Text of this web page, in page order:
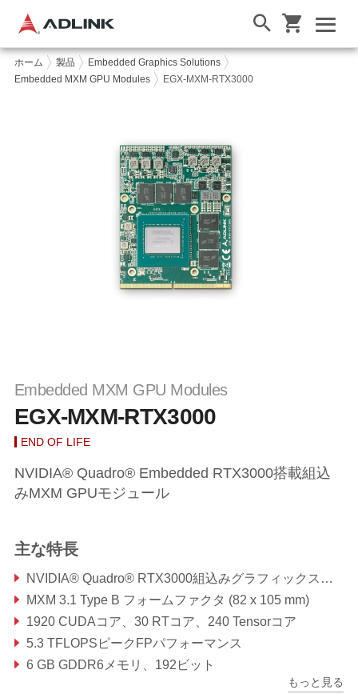
ホーム 製品
Embedded Graphics Solutions
Embedded MXM GPU Modules
EGX-MXM-RTX3000
Embedded MXM GPU Modules
EGX-MXM-RTX3000
END OF LIFE
NVIDIA® Quadro® Embedded RTX3000搭載組込
みMXM GPUモジュール
主な特長
NVIDIA® Quadro® RTX3000組込みグラフィックス（NVIDIA®Turing™TU106アーキテクチャベース）
MXM 3.1 Type B フォームファクタ (82 x 105 mm)
1920 CUDAコア、30 RTコア、240 Tensorコア
5.3 TFLOPSピークFPパフォーマンス
6 GB GDDR6メモリ、192ビット
もっと見る